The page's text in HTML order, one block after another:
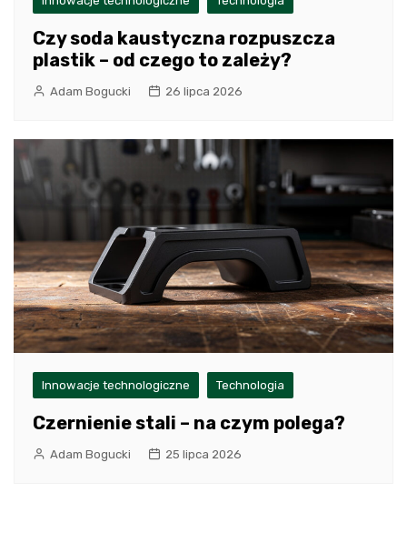
Czy soda kaustyczna rozpuszcza
plastik – od czego to zależy?
Adam Bogucki 26 lipca 2026
Innowacje technologiczne Technologia
Czernienie stali – na czym polega?
Adam Bogucki 25 lipca 2026